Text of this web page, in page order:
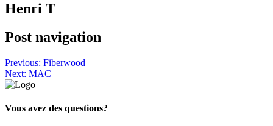
Henri T
Post navigation
Previous: Fiberwood
Next: MAC
Vous avez des questions?